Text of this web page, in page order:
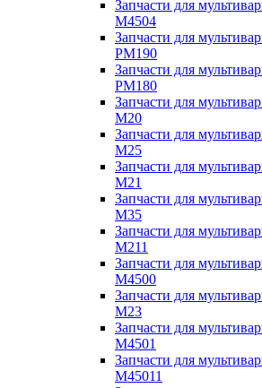
Запчасти для
M4504
Запчасти для
PM190
Запчасти для
PM180
Запчасти для
M20
Запчасти для
M25
Запчасти для
M21
Запчасти для
M35
Запчасти для
M211
Запчасти для
M4500
Запчасти для
M23
Запчасти для
M4501
Запчасти для
M45011